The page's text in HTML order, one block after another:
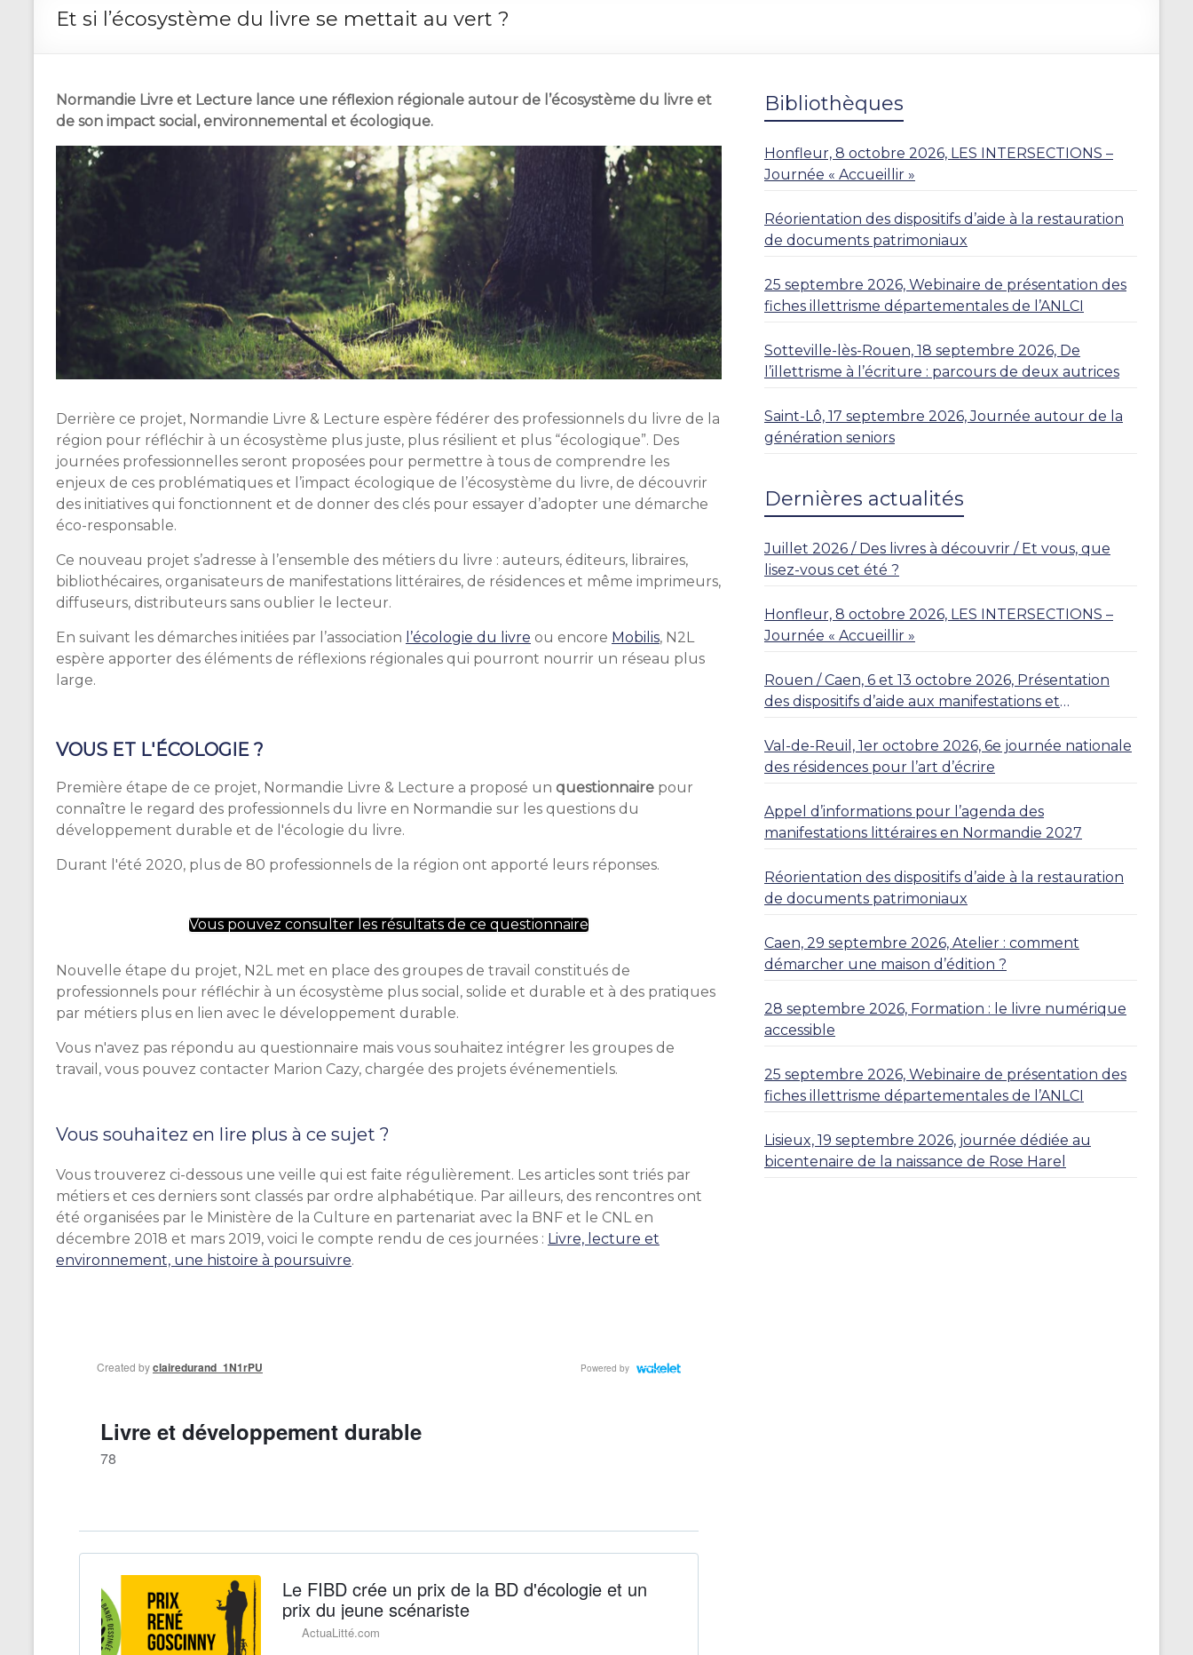
Et si l’écosystème du livre se mettait au vert ?
Normandie Livre et Lecture lance une réflexion régionale autour de l’écosystème du livre et
de son impact social, environnemental et écologique.
Derrière ce projet, Normandie Livre & Lecture espère fédérer des professionnels du livre de la
région pour réfléchir à un écosystème plus juste, plus résilient et plus “écologique”. Des
journées professionnelles seront proposées pour permettre à tous de comprendre les
enjeux de ces problématiques et l’impact écologique de l’écosystème du livre, de découvrir
des initiatives qui fonctionnent et de donner des clés pour essayer d’adopter une démarche
éco-responsable.
Ce nouveau projet s’adresse à l’ensemble des métiers du livre : auteurs, éditeurs, libraires,
bibliothécaires, organisateurs de manifestations littéraires, de résidences et même imprimeurs,
diffuseurs, distributeurs sans oublier le lecteur.
En suivant les démarches initiées par l’association l’écologie du livre ou encore Mobilis, N2L
espère apporter des éléments de réflexions régionales qui pourront nourrir un réseau plus
large.
VOUS ET L'ÉCOLOGIE ?
Première étape de ce projet, Normandie Livre & Lecture a proposé un questionnaire pour
connaître le regard des professionnels du livre en Normandie sur les questions du
développement durable et de l'écologie du livre.
Durant l'été 2020, plus de 80 professionnels de la région ont apporté leurs réponses.
Vous pouvez consulter les résultats de ce questionnaire
Nouvelle étape du projet, N2L met en place des groupes de travail constitués de
professionnels pour réfléchir à un écosystème plus social, solide et durable et à des pratiques
par métiers plus en lien avec le développement durable.
Vous n'avez pas répondu au questionnaire mais vous souhaitez intégrer les groupes de
travail, vous pouvez contacter Marion Cazy, chargée des projets événementiels.
Vous souhaitez en lire plus à ce sujet ?
Vous trouverez ci-dessous une veille qui est faite régulièrement. Les articles sont triés par
métiers et ces derniers sont classés par ordre alphabétique. Par ailleurs, des rencontres ont
été organisées par le Ministère de la Culture en partenariat avec la BNF et le CNL en
décembre 2018 et mars 2019, voici le compte rendu de ces journées : Livre, lecture et
environnement, une histoire à poursuivre.
Bibliothèques
Honfleur, 8 octobre 2026, LES INTERSECTIONS –
Journée « Accueillir »
Réorientation des dispositifs d’aide à la restauration
de documents patrimoniaux
25 septembre 2026, Webinaire de présentation des
fiches illettrisme départementales de l’ANLCI
Sotteville-lès-Rouen, 18 septembre 2026, De
l’illettrisme à l’écriture : parcours de deux autrices
Saint-Lô, 17 septembre 2026, Journée autour de la
génération seniors
Dernières actualités
Juillet 2026 / Des livres à découvrir / Et vous, que
lisez-vous cet été ?
Honfleur, 8 octobre 2026, LES INTERSECTIONS –
Journée « Accueillir »
Rouen / Caen, 6 et 13 octobre 2026, Présentation
des dispositifs d’aide aux manifestations et
Val-de-Reuil, 1er octobre 2026, 6e journée nationale
des résidences pour l’art d’écrire
Appel d’informations pour l’agenda des
manifestations littéraires en Normandie 2027
Réorientation des dispositifs d’aide à la restauration
de documents patrimoniaux
Caen, 29 septembre 2026, Atelier : comment
démarcher une maison d’édition ?
28 septembre 2026, Formation : le livre numérique
accessible
25 septembre 2026, Webinaire de présentation des
fiches illettrisme départementales de l’ANLCI
Lisieux, 19 septembre 2026, journée dédiée au
bicentenaire de la naissance de Rose Harel